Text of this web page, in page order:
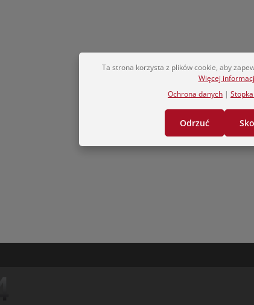
Ta strona korzysta z plików cookie, aby
Więcej
Ochrona danych |
Odrzuć